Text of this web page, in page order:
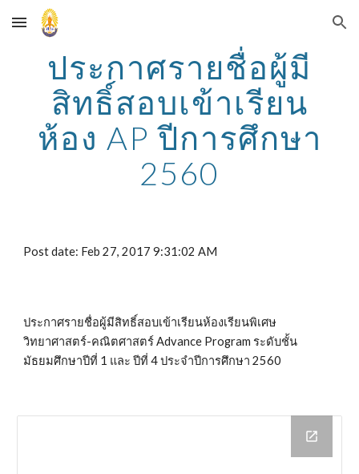
Skip to main content Skip to navigation
ประกาศรายชื่อผู้มี
สิทธิ์สอบเข้าเรียน
ห้อง AP ปีการศึกษา
2560
Post date: Feb 27, 2017 9:31:02 AM
ประกาศรายชื่อผู้มีสิทธิ์สอบเข้าเรียนห้องเรียนพิเศษ
วิทยาศาสตร์-คณิตศาสตร์ Advance Program ระดับชั้น
มัธยมศึกษาปีที่ 1 และ ปีที่ 4 ประจำปีการศึกษา 2560